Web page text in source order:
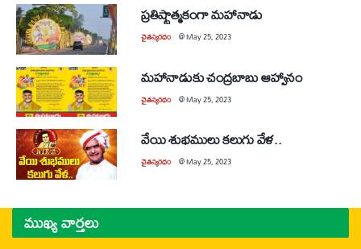
ప్రతిష్టాత్మకంగా మహానాడు
చైతన్యరధం @May 25, 2023
మహానాడుకు చంద్రబాబు ఆహ్వానం
చైతన్యరధం @May 25, 2023
వేయి శుభములు కలుగు వేళ..
చైతన్యరధం @May 25, 2023
ముఖ్య వార్తలు